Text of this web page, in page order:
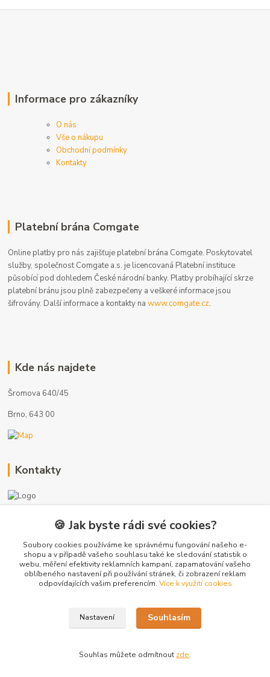
Informace pro zákazníky
O nás
Vše o nákupu
Obchodní podmínky
Kontakty
Platební brána Comgate
Online platby pro nás zajišťuje platební brána Comgate. Poskytovatel
služby, společnost Comgate a.s. je licencovaná Platební instituce
působící pod dohledem České národní banky. Platby probíhající skrze
platební bránu jsou plně zabezpečeny a veškeré informace jsou
šifrovány. Další informace a kontakty nawww.comgate.cz.
Kde nás najdete
Šromova 640/45
Brno, 643 00
Kontakty
+420 775 872 753
info@radiatory-skladem.cz
Copyright 2020-2025 © Sanitrade s.r.o. Všechna práva vyhrazena.
🍪 Jak byste rádi své cookies?
Soubory cookies používáme ke správnému fungování našeho e-
shopu a v případě vašeho souhlasu také ke sledování statistik o
webu, měření efektivity reklamních kampaní, zapamatování vašeho
oblíbeného nastavení při používání stránek, či zobrazení reklam
odpovídajících vašim preferencím. Více k využití cookies
Nastavení Souhlasím
Souhlas můžete odmítnout zde.